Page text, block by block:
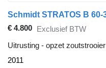
Schmidt STRATOS B 60-
€ 4.800 Exclusief BTW
Uitrusting - opzet zoutstrooier
2011